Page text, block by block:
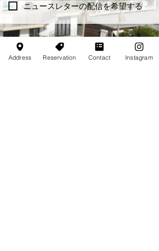
ニュースレターの配信を希望する
Address Reservation Contact Instagram